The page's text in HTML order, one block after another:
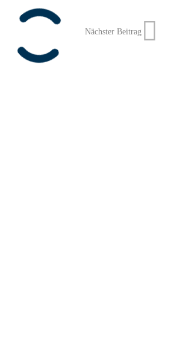
Nächster Beitrag